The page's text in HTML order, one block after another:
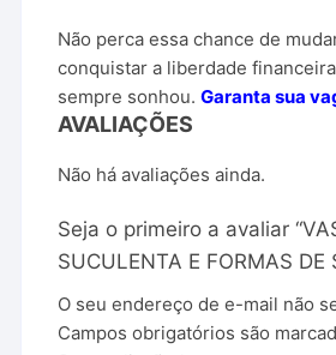
Não perca essa chance de
conquistar a liberdade
sempre sonhou.Garanta sua
AVALIAÇÕES
Não há avaliações ainda.
Seja o primeiro a avaliar
SUCULENTA E FORMAS DE
O seu endereço de e-mail não
Campos obrigatórios são